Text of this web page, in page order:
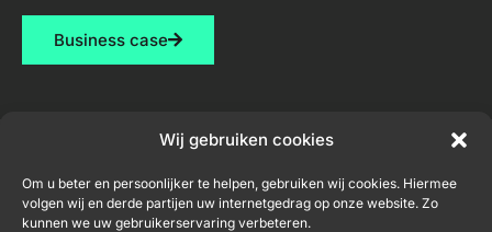
Wij gebruiken cookies
Om u beter en persoonlijker te helpen, gebruiken wij cookies. Hiermee
volgen wij en derde partijen uw internetgedrag op onze website. Zo
kunnen we uw gebruikerservaring verbeteren.
Business case
Diensten
Webdesign
Contact
niel@nvh-
Nieuwsbrief